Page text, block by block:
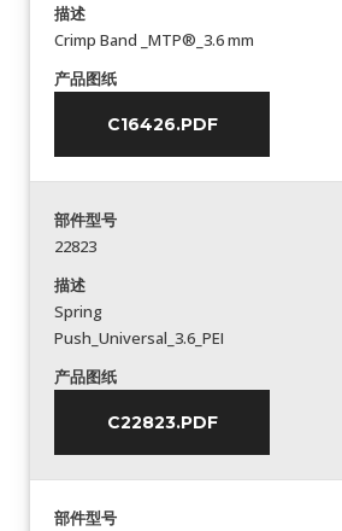
描述
Crimp Band _MTP®_3.6 mm
产品图纸
C16426.PDF
部件型号
22823
描述
Spring
Push_Universal_3.6_PEI
产品图纸
C22823.PDF
部件型号